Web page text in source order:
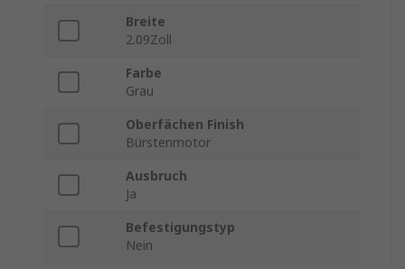
Breite
2.09Zoll
Farbe
Grau
Oberfächen Finish
Bürstenmotor
Ausbruch
Ja
Befestigungstyp
Nein